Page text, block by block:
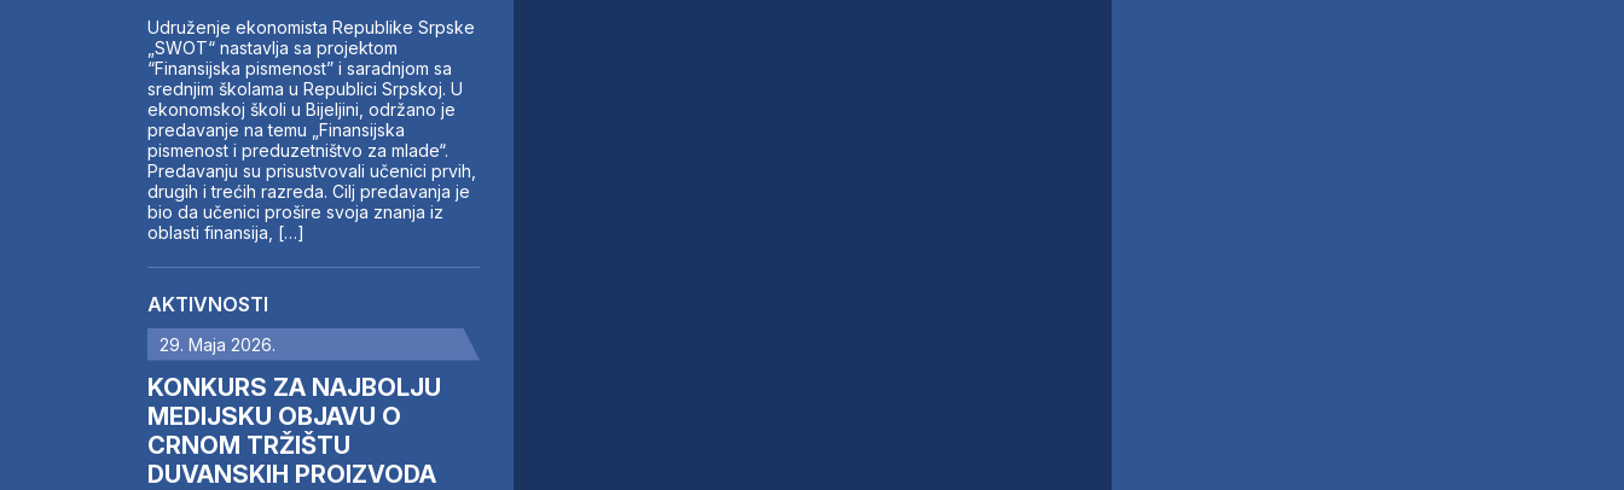
Udruženje ekonomista Republike Srpske
„SWOT“ nastavlja sa projektom
“Finansijska pismenost” i saradnjom sa
srednjim školama u Republici Srpskoj. U
ekonomskoj školi u Bijeljini, održano je
predavanje na temu „Finansijska
pismenost i preduzetništvo za mlade“.
Predavanju su prisustvovali učenici prvih,
drugih i trećih razreda. Cilj predavanja je
bio da učenici prošire svoja znanja iz
oblasti finansija, […]
AKTIVNOSTI
29. Maja 2026.
KONKURS ZA NAJBOLJU
MEDIJSKU OBJAVU O
CRNOM TRŽIŠTU
DUVANSKIH PROIZVODA